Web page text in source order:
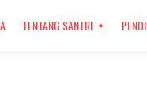
TENTANG SANTRI